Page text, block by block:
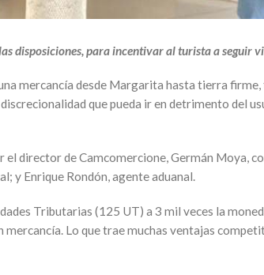
disposiciones, para incentivar al turista a seguir
mercancía desde Margarita hasta tierra
que pueda ir en detrimento del
director de Camcomercione, Germán Moya,
y Enrique Rondón, agente aduanal.
Tributarias (125 UT) a 3 mil veces la
Lo que trae muchas ventajas